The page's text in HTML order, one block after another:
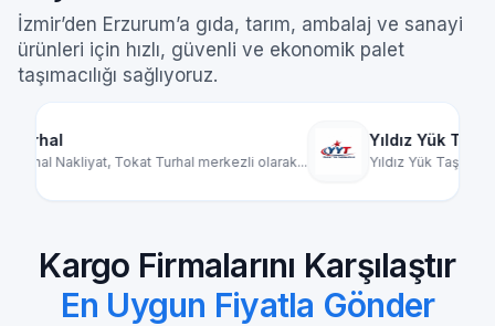
İzmir’den Erzurum’a gıda, tarım, ambalaj ve sanayi
ürünleri için hızlı, güvenli ve ekonomik palet
taşımacılığı sağlıyoruz.
olarak... Yıldız Yük Taşımacılık, Türkiye genelinde par...
Kargo Firmalarını Karşılaştır
En Uygun Fiyatla Gönder